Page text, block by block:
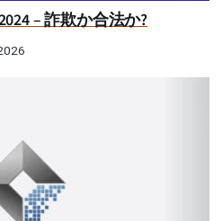
– 詐欺か合法か?